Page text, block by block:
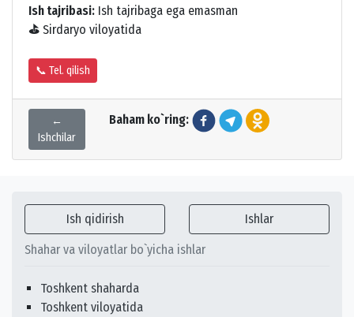
Ish tajribasi: Ish tajribaga ega emasman
⛳ Sirdaryo viloyatida
📞 Tel. qilish
←
Ishchilar
Baham ko`ring:
Ish qidirish Ishlar
Shahar va viloyatlar bo`yicha ishlar
Toshkent shaharda
Toshkent viloyatida